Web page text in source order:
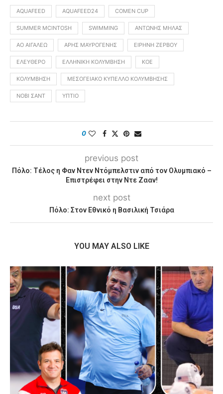
AQUAFEED AQUAFEED24 COMEN CUP
SUMMER MCINTOSH SWIMMING ΑΝΤΏΝΗΣ ΜΉΛΑΣ
ΑΟ ΑΙΓΆΛΕΩ ΆΡΗΣ ΜΑΥΡΟΓΈΝΗΣ ΕΙΡΉΝΗ ΖΈΡΒΟΥ
ΕΛΕΎΘΕΡΟ ΕΛΛΗΝΙΚΉ ΚΟΛΎΜΒΗΣΗ ΚΟΕ
ΚΟΛΎΜΒΗΣΗ ΜΕΣΟΓΕΙΑΚΌ ΚΎΠΕΛΛΟ ΚΟΛΎΜΒΗΣΗΣ
ΝΌΒΙ ΣΑΝΤ ΎΠΤΙΟ
0
previous post
Πόλο: Τέλος η Φαν Ντεν Ντόμπελστιν από τον Ολυμπιακό –
Επιστρέφει στην Ντε Ζααν!
next post
Πόλο: Στον Εθνικό η Βασιλική Τσιάρα
YOU MAY ALSO LIKE